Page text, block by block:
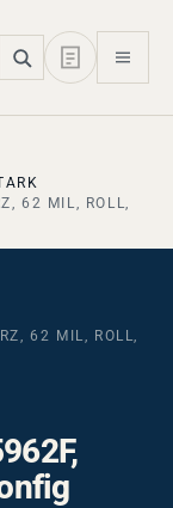
62 MIL, ROLL,
62 MIL, ROLL,